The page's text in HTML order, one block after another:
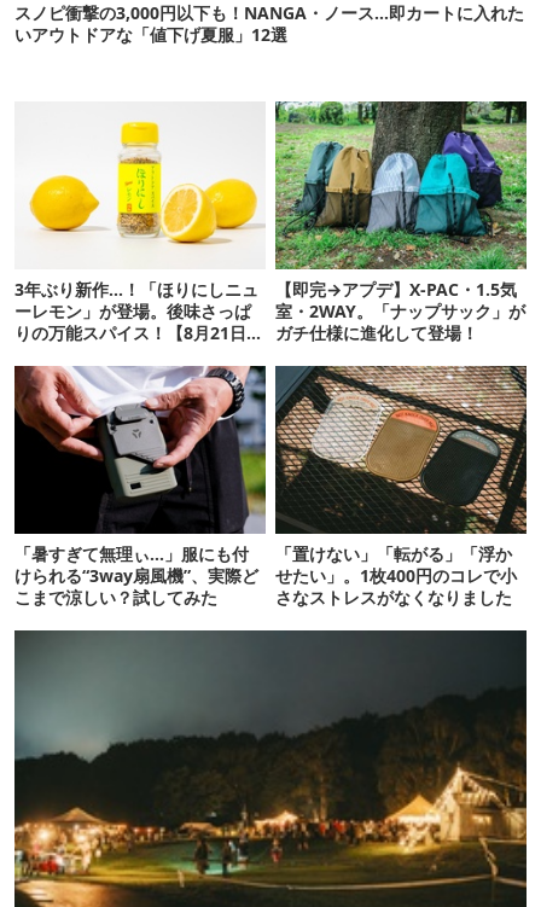
スノピ衝撃の3,000円以下も！NANGA・ノース…即カートに入れた
いアウトドアな「値下げ夏服」12選
3年ぶり新作…！「ほりにしニュ
ーレモン」が登場。後味さっぱ
りの万能スパイス！【8月21日発
【即完→アプデ】X-PAC・1.5気
室・2WAY。「ナップサック」が
ガチ仕様に進化して登場！
「暑すぎて無理ぃ…」服にも付
けられる“3way扇風機”、実際ど
こまで涼しい？試してみた
「置けない」「転がる」「浮か
せたい」。1枚400円のコレで小
さなストレスがなくなりました